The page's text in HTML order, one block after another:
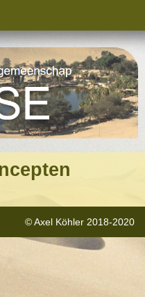
© Axel Köhler 2018-2020